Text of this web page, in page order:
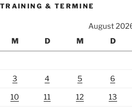
TRAINING & TERMINE
August
M
D M D
3 4 5 6
10 11 12 13